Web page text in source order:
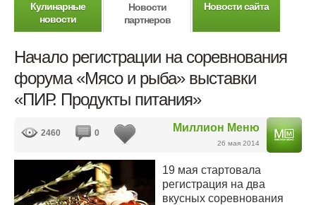
Кулинарные
новости
Новости
партнеров
Новости сайта
Начало регистрации на соревнования
форума «Мясо и рыба» выставки
«ПИР. Продукты питания»
Миллион Меню
26 мая 2014
2460 0
19 мая стартовала
регистрация на два
вкусных соревнования